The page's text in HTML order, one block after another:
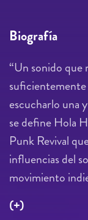
Biografía
“Un sonido que
suficientemente
escucharlo una
se define Hola
Punk Revival
influencias del
movimiento
(+)